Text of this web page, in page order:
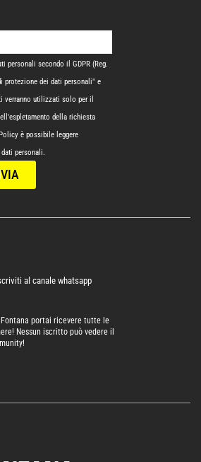
personali secondo il GDPR (Reg.
protezione dei dati personali" e
verranno utilizzati solo per il
della richiesta
è possibile leggere
personali.
al canale whatsapp
portai ricevere tutte le
Nessun iscritto può vedere il